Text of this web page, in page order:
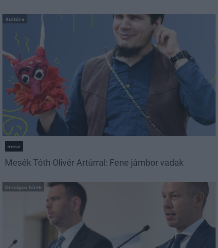
Kultúra
mese
Mesék Tóth Olivér Artúrral: Fene jámbor vadak
Országos hírek